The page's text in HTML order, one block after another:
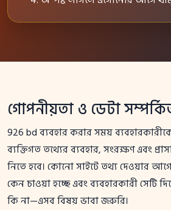
গোপনীয়তা ও ডেটা
926 bd ব্যবহার করার সময়
ব্যক্তিগত তথ্যের ব্যবহার, সংরক্ষণ এবং
নিতে হবে। কোনো সাইটে তথ্য দেওয়ার
কেন চাওয়া হচ্ছে এবং ব্যবহারকারী সেটি
কি না—এসব বিষয় ভাবা জরুরি।